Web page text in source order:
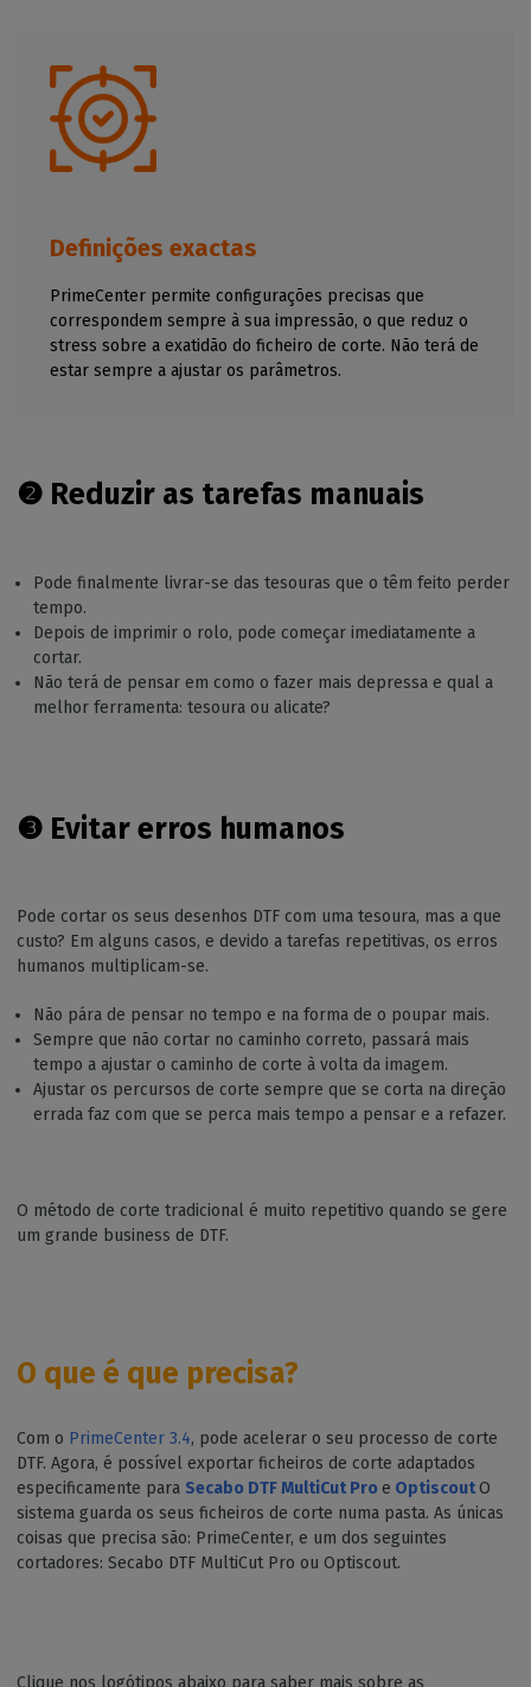
Definições exactas
PrimeCenter permite configurações precisas que
correspondem sempre à sua impressão, o que reduz o
stress sobre a exatidão do ficheiro de corte. Não terá de
estar sempre a ajustar os parâmetros.
❷ Reduzir as tarefas manuais
Pode finalmente livrar-se das tesouras que o têm feito perder
tempo.
Depois de imprimir o rolo, pode começar imediatamente a
cortar.
Não terá de pensar em como o fazer mais depressa e qual a
melhor ferramenta: tesoura ou alicate?
❸ Evitar erros humanos
Pode cortar os seus desenhos DTF com uma tesoura, mas a que
custo? Em alguns casos, e devido a tarefas repetitivas, os erros
humanos multiplicam-se.
Não pára de pensar no tempo e na forma de o poupar mais.
Sempre que não cortar no caminho correto, passará mais
tempo a ajustar o caminho de corte à volta da imagem.
Ajustar os percursos de corte sempre que se corta na direção
errada faz com que se perca mais tempo a pensar e a refazer.
O método de corte tradicional é muito repetitivo quando se gere
um grande business de DTF.
O que é que precisa?
Com o PrimeCenter 3.4, pode acelerar o seu processo de corte
DTF. Agora, é possível exportar ficheiros de corte adaptados
especificamente para Secabo DTF MultiCut Proe OptiscoutO
sistema guarda os seus ficheiros de corte numa pasta. As únicas
coisas que precisa são: PrimeCenter, e um dos seguintes
cortadores: Secabo DTF MultiCut Pro ou Optiscout.
Clique nos logótipos abaixo para saber mais sobre as